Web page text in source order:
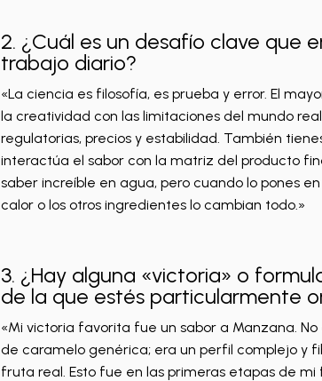
2. ¿Cuál es un desafío clave que
trabajo diario?
«La ciencia es filosofía, es prueba y error. El
la creatividad con las limitaciones del mundo
regulatorias, precios y estabilidad. También
interactúa el sabor con la matriz del producto
saber increíble en agua, pero cuando lo pones
calor o los otros ingredientes lo cambian todo.»
3. ¿Hay alguna «victoria» o
de la que estés particularmente
«Mi victoria favorita fue un sabor a Manzana.
de caramelo genérica; era un perfil complejo y
fruta real. Esto fue en las primeras etapas de